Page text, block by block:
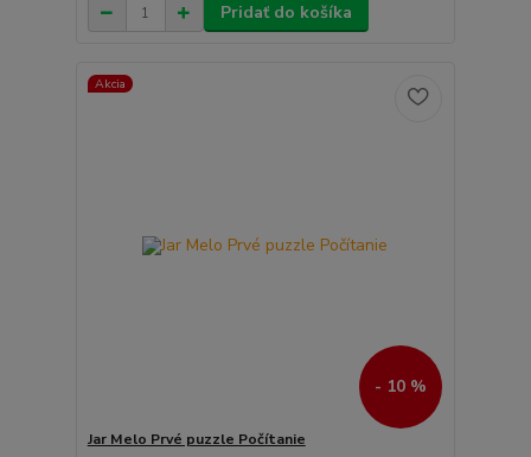
Pridať do košíka
Akcia
- 10 %
Jar Melo Prvé puzzle Počítanie